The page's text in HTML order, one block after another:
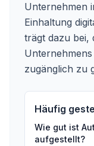
Unternehmen
Einhaltung
trägt dazu bei,
zugänglich zu
Häufig
Wie gut ist
aufgestellt?